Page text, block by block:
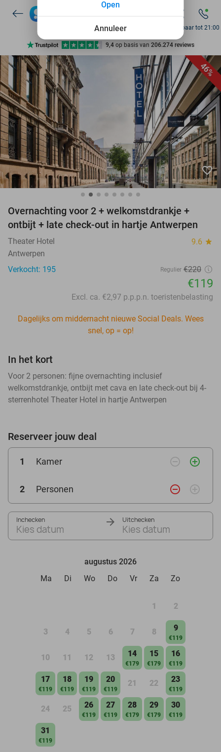
7 dagen per week beschikbaar
10+ miljoen leden
9,4 op basis van 206.274 reviews
Ontdek 15.000+ deals
7 dagen per week beschikbaar
10+ miljoen leden
Bereikbaar tot 21:00
46%
favorite_border
Overnachting voor 2 + welkomstdrankje +
ontbijt + late check-out in hartje Antwerpen
Theater Hotel 9.6 star
Antwerpen
Verkocht: 195
Regulier €220
€119
Excl. ca. €2,97 p.p.p.n. toeristenbelasting
Dagelijks om middernacht nieuwe Social Deals. Wees
snel, op = op!
In het kort
Voor 2 personen: fijne overnachting inclusief
welkomstdrankje, ontbijt met cava en late check-out bij 4-
sterrenhotel Theater Hotel in hartje Antwerpen
Reserveer jouw deal
1 Kamer remove_circle_outline add_circle_outline
2 Personen remove_circle_outline add_circle_outline
Inchecken
Kies datum
Uitchecken
Kies datum
augustus 2026
Ma
Di Wo Do Vr Za Zo
1 2
3 4 5 6 7 8 9
€119
10 11 12 13 14
€179
15
€179
16
€119
17
€119
18
€119
19
€119
20
€119
21 22 23
€119
24 25 26
€119
27
€119
28
€179
29
€179
30
€119
31
€119
Annuleer
Open